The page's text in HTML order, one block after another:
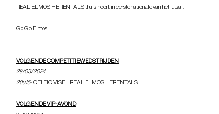
REAL ELMOS HERENTALS thuis hoort: in eerste nationale van het futsal.
Go Go Elmos!
VOLGENDE COMPETITIEWEDSTRIJDEN
29/03/2024
20u15 : CELTIC VISE – REAL ELMOS HERENTALS
VOLGENDE VIP-AVOND